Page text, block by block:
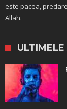
este pacea,
Allah.